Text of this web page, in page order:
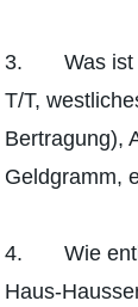
3. Was ist
T/T,
Bertragung),
Geldgramm,
4. Wie
Haus-